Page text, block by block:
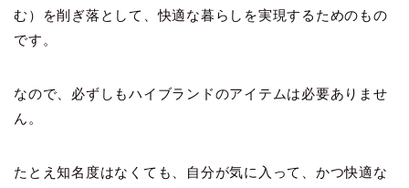
む）を削ぎ落として、快適な暮らしを実現するためのもの
です。
なので、必ずしもハイブランドのアイテムは必要ありませ
ん。
たとえ知名度はなくても、自分が気に入って、かつ快適な